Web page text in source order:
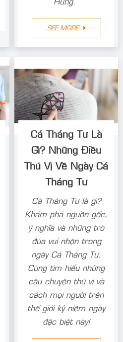
SEE MORE
Cá Tháng Tư Là
Gì? Những Điều
Thú Vị Về Ngày Cá
Tháng Tư
Cá Tháng Tư là gì?
Khám phá nguồn gốc,
ý nghĩa và những trò
đùa vui nhộn trong
ngày Cá Tháng Tư.
Cùng tìm hiểu những
câu chuyện thú vị và
cách mọi người trên
thế giới kỷ niệm ngày
đặc biệt này!